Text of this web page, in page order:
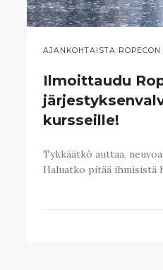
AJANKOHTAISTA ROPECON
Ilmoittaudu
kursseille!
Tykkäätkö auttaa,
Haluatko pitää ihmisistä